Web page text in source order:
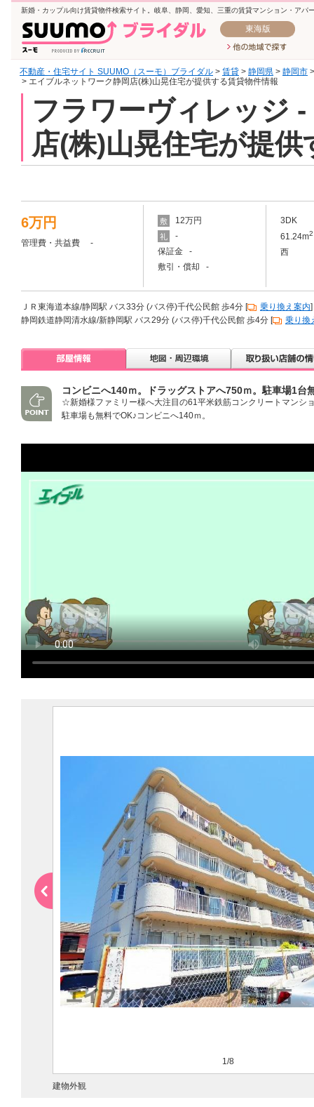
新婚・カップル向け賃貸物件検索サイト。岐阜、静岡、愛知、三重の賃貸マンション・アパ
東海版
不動産・住宅サイト SUUMO（スーモ）ブライダル > 賃貸 > 静岡県 > 静岡市
> エイブルネットワーク静岡店(株)山晃住宅が提供する賃貸物件情報
フラワーヴィレッジ
店(株)山晃住宅が提
6万円
管理費・共益費 -
敷 12万円
礼
-
保証金 -
敷引・償却 -
3DK
61.24m2
西
ＪＲ東海道本線/静岡駅 バス33分 (バス停)千代公民館 歩4分 [ 乗り換え案内]
静岡鉄道静岡清水線/新静岡駅 バス29分 (バス停)千代公民館 歩4分 [
乗り換
コンビニへ140ｍ。ドラッグストアへ750ｍ。駐車場1台
☆新婚様ファミリー様へ大注目の61平米鉄筋コンクリートマンシ
駐車場も無料でOK♪コンビニへ140ｍ。
1/8
建物外観